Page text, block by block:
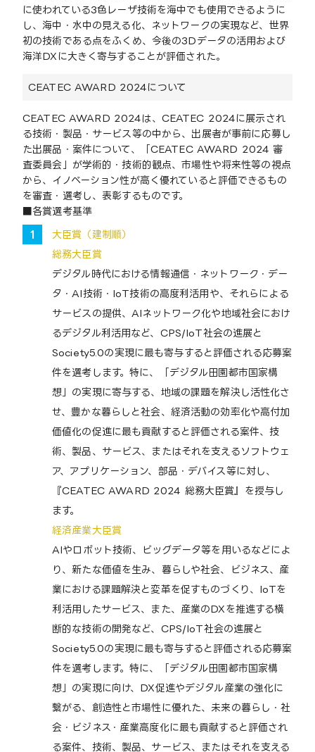
に使われている3色レーザ技術を海中でも使用できるように
し、海中・水中の見える化、ネットワークの実現など、世界
初の技術である点をふくめ、今後の3Dデータの活用および
海洋DXに大きく寄与することが評価された。
CEATEC AWARD 2024について
CEATEC AWARD 2024は、CEATEC 2024に展示され
る技術・製品・サービス等の中から、出展者が事前に応募し
た出展品・案件について、「CEATEC AWARD 2024 審
査委員会」が学術的・技術的観点、市場性や将来性等の視点
から、イノベーション性が高く優れていると評価できるもの
を審査・選考し、表彰するものです。
■各賞選考基準
大臣賞（建制順）
総務大臣賞
デジタル時代における情報通信・ネットワーク・デー
タ・AI技術・IoT技術の高度利活用や、それらによる
サービスの提供、AIネットワーク化や地域社会におけ
るデジタル利活用など、CPS/IoT社会の進展と
Society5.0の実現に最も寄与すると評価される応募案
件を選考します。特に、「デジタル田園都市国家構
想」の実現に寄与する、地域の課題を解決し活性化さ
せ、豊かな暮らしと社会、経済活動の効率化や高付加
価値化の促進に最も貢献すると評価される案件、技
術、製品、サービス、またはそれを支えるソフトウェ
ア、アプリケーション、部品・デバイス等に対し、
『CEATEC AWARD 2024 総務大臣賞』を授与し
ます。
経済産業大臣賞
AIやロボット技術、ビッグデータ等を用いるなどによ
り、新たな価値を生み、暮らしや社会、ビジネス、産
業における課題解決と変革を促すものづくり、IoTを
利活用したサービス、また、産業のDXを推進する横
断的な技術の開発など、CPS/IoT社会の進展と
Society5.0の実現に最も寄与すると評価される応募案
件を選考します。特に、「デジタル田園都市国家構
想」の実現に向け、DX促進やデジタル産業の強化に
繋がる、創造性と市場性に優れた、未来の暮らし・社
会・ビジネス・産業高度化に最も貢献すると評価され
る案件、技術、製品、サービス、またはそれを支える